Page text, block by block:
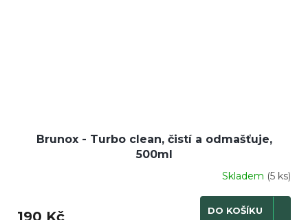
Brunox - Turbo clean, čistí a odmašťuje,
500ml
je
Skladem (5 ks)
DO KOŠÍKU